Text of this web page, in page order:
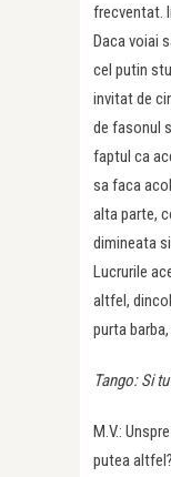
frecventat.
Daca voiai
cel putin
invitat de
de fasonul
faptul ca
sa faca
alta parte,
dimineata
Lucrurile
altfel,
purta
Tango: Si
M.V.:
putea